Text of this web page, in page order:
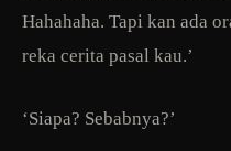
Hahahaha. Tapi kan ada
reka cerita pasal kau.’
‘Siapa? Sebabnya?’